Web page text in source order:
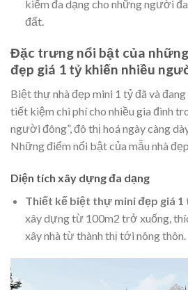
kiếm đa dạng cho những người
đất.
Đặc trưng nổi bật của
đẹp giá 1 tỷ khiến nhiều
Biệt thự nhà đẹp mini 1 tỷ đã và
tiết kiệm chi phí cho nhiều gia đình
người đông”, đô thị hoá ngày càng
Những điểm nổi bật của mẫu nhà
Diện tích xây dựng đa dạng
Thiết kế biệt thự mini đẹp giá 1
xây dựng từ 100m2 trở xuống,
xây nhà từ thành thị tới nông thôn.